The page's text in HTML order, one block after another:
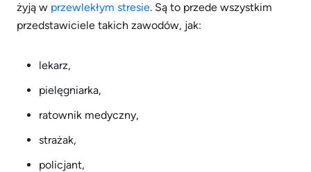
żyją w przewlekłym stresie. Są to przede wszystkim
przedstawiciele takich zawodów, jak:
lekarz,
pielęgniarka,
ratownik medyczny,
strażak,
policjant,